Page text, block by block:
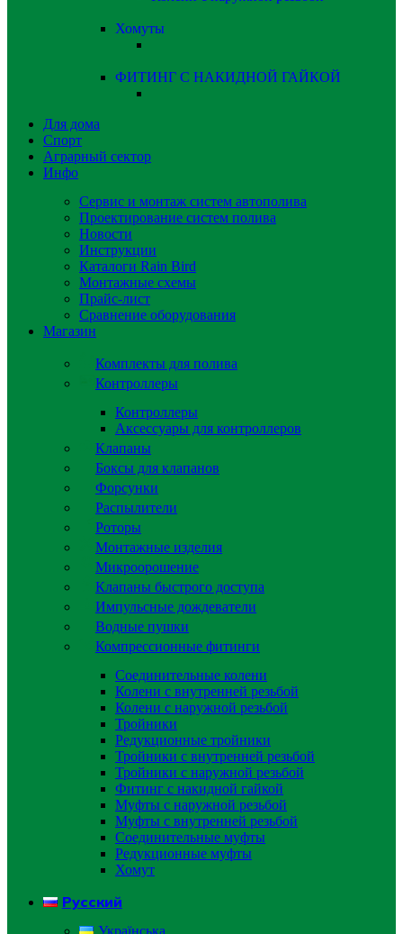
Хомуты
ФИТИНГ С НАКИДНОЙ ГАЙКОЙ
Для дома
Спорт
Аграрный сектор
Инфо
Сервис и монтаж систем автополива
Проектирование систем полива
Новости
Инструкции
Каталоги Rain Bird
Монтажные схемы
Прайс-лист
Сравнение оборудования
Магазин
Комплекты для полива
Контроллеры
Контроллеры
Аксессуары для контроллеров
Клапаны
Боксы для клапанов
Форсунки
Распылители
Роторы
Монтажные изделия
Микроорошение
Клапаны быстрого доступа
Импульсные дождеватели
Водные пушки
Компрессионные фитинги
Соединительные колени
Колени с внутренней резьбой
Колени с наружной резьбой
Тройники
Редукционные тройники
Тройники с внутренней резьбой
Тройники с наружной резьбой
Фитинг с накидной гайкой
Муфты с наружной резьбой
Муфты с внутренней резьбой
Соединительные муфты
Редукционные муфты
Хомут
Русский
Українська